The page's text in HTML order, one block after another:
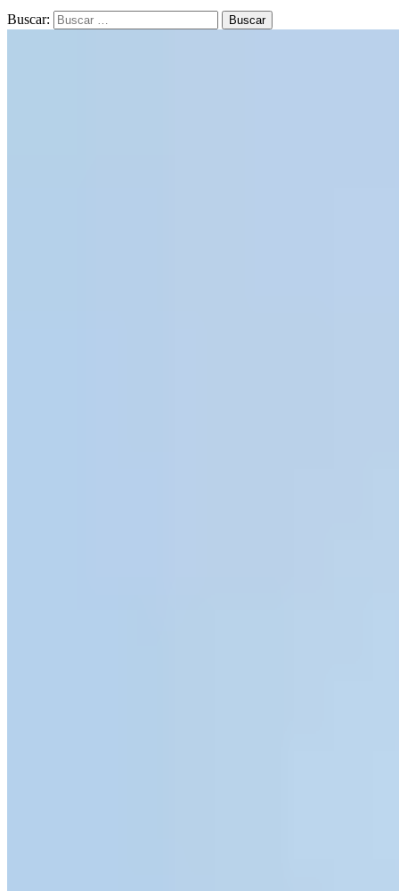
Buscar: